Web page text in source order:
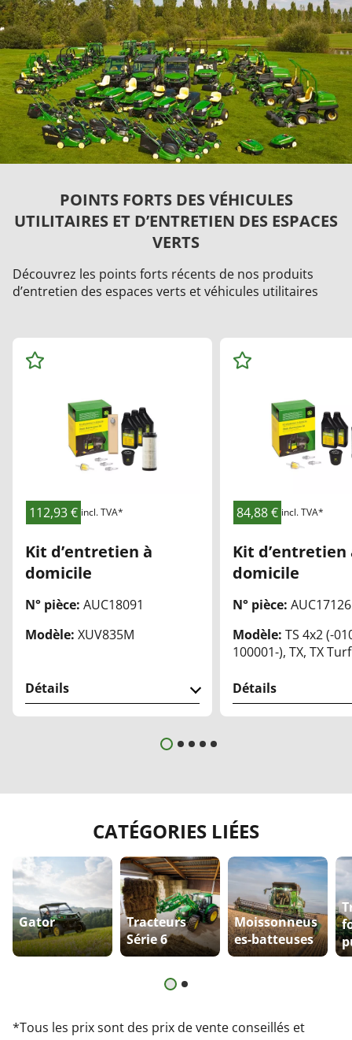
POINTS FORTS DES VÉHICULES
UTILITAIRES ET D’ENTRETIEN DES ESPACES
VERTS
Découvrez les points forts récents de nos produits
d’entretien des espaces verts et véhicules utilitaires
112,93 € incl. TVA*
s
Kit d’entretien à
domicile
N° pièce: AUC18091
Modèle: XUV835M
Détails
84,88 € incl. TVA*
s
Kit d’entretien
domicile
N° pièce: AUC17126
Modèle: TS 4x2 (-
100001-), TX, TX Turf
Détails
CATÉGORIES LIÉES
Gator
Tracteurs
Série 6
Moissonneus
es-batteuses
*Tous les prix sont des prix de vente conseillés et